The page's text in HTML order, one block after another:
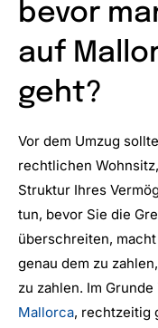
bevor
auf
geht?
Vor dem Umzug
rechtlichen
Struktur Ihres
tun, bevor Sie die
überschreiten,
genau dem zu
zu zahlen. Im
Mallorca, rechtzeitig